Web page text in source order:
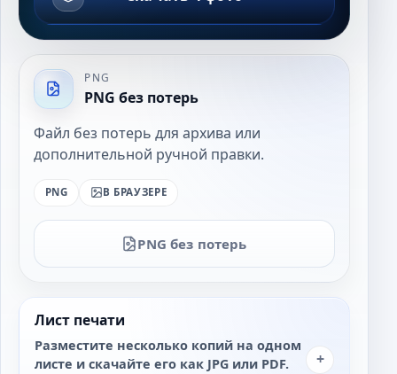
PNG
PNG без потерь
Файл без потерь для архива или
дополнительной ручной правки.
PNG В БРАУЗЕРЕ
PNG без потерь
Лист печати
Разместите несколько копий на одном
листе и скачайте его как JPG или PDF.
+